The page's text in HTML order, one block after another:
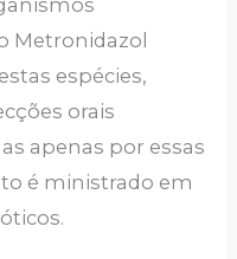
Metronidazol
espécies,
orais
apenas por essas
é ministrado em